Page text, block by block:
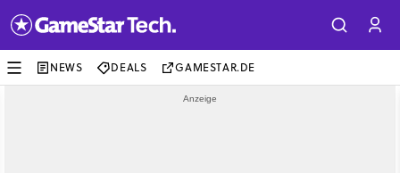
NEWS DEALS GAMESTAR.DE